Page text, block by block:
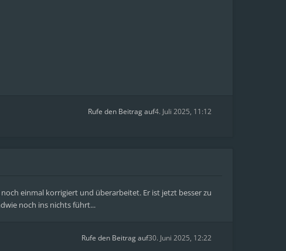
4. Juli 2025, 11:12
Rufe den Beitrag auf
einmal korrigiert und überarbeitet. Er ist jetzt besser zu
noch ins nichts führt...
30. Juni 2025, 12:22
Rufe den Beitrag auf